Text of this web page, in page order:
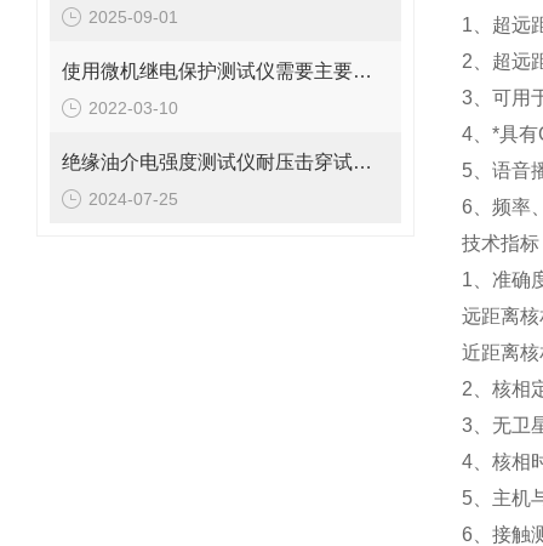
2025-09-01
使用微机继电保护测试仪需要主要哪些问题
2022-03-10
​绝缘油介电强度测试仪耐压击穿试验方法
2024-07-25
1、超远
2、超远
3、可用
4、*具有
5、语音
6、频率
技术指标
1、准确
远距离
近距离核
2、核相
3、无卫
4、核相
5、主机
6、接触